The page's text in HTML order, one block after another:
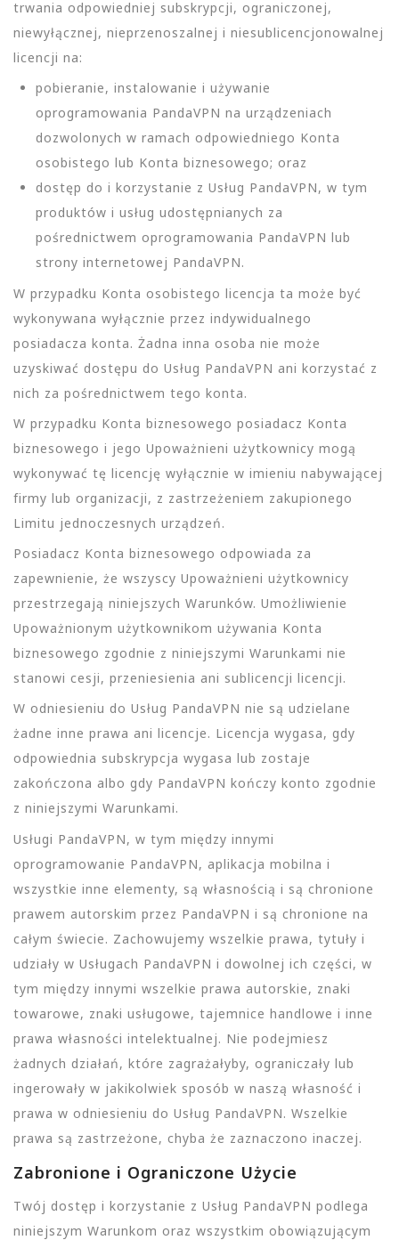
trwania odpowiedniej subskrypcji, ograniczonej,
niewyłącznej, nieprzenoszalnej i niesublicencjonowalnej
licencji na:
pobieranie, instalowanie i używanie
oprogramowania PandaVPN na urządzeniach
dozwolonych w ramach odpowiedniego Konta
osobistego lub Konta biznesowego; oraz
dostęp do i korzystanie z Usług PandaVPN, w tym
produktów i usług udostępnianych za
pośrednictwem oprogramowania PandaVPN lub
strony internetowej PandaVPN.
W przypadku Konta osobistego licencja ta może być
wykonywana wyłącznie przez indywidualnego
posiadacza konta. Żadna inna osoba nie może
uzyskiwać dostępu do Usług PandaVPN ani korzystać z
nich za pośrednictwem tego konta.
W przypadku Konta biznesowego posiadacz Konta
biznesowego i jego Upoważnieni użytkownicy mogą
wykonywać tę licencję wyłącznie w imieniu nabywającej
firmy lub organizacji, z zastrzeżeniem zakupionego
Limitu jednoczesnych urządzeń.
Posiadacz Konta biznesowego odpowiada za
zapewnienie, że wszyscy Upoważnieni użytkownicy
przestrzegają niniejszych Warunków. Umożliwienie
Upoważnionym użytkownikom używania Konta
biznesowego zgodnie z niniejszymi Warunkami nie
stanowi cesji, przeniesienia ani sublicencji licencji.
W odniesieniu do Usług PandaVPN nie są udzielane
żadne inne prawa ani licencje. Licencja wygasa, gdy
odpowiednia subskrypcja wygasa lub zostaje
zakończona albo gdy PandaVPN kończy konto zgodnie
z niniejszymi Warunkami.
Usługi PandaVPN, w tym między innymi
oprogramowanie PandaVPN, aplikacja mobilna i
wszystkie inne elementy, są własnością i są chronione
prawem autorskim przez PandaVPN i są chronione na
całym świecie. Zachowujemy wszelkie prawa, tytuły i
udziały w Usługach PandaVPN i dowolnej ich części, w
tym między innymi wszelkie prawa autorskie, znaki
towarowe, znaki usługowe, tajemnice handlowe i inne
prawa własności intelektualnej. Nie podejmiesz
żadnych działań, które zagrażałyby, ograniczały lub
ingerowały w jakikolwiek sposób w naszą własność i
prawa w odniesieniu do Usług PandaVPN. Wszelkie
prawa są zastrzeżone, chyba że zaznaczono inaczej.
Zabronione i Ograniczone Użycie
Twój dostęp i korzystanie z Usług PandaVPN podlega
niniejszym Warunkom oraz wszystkim obowiązującym